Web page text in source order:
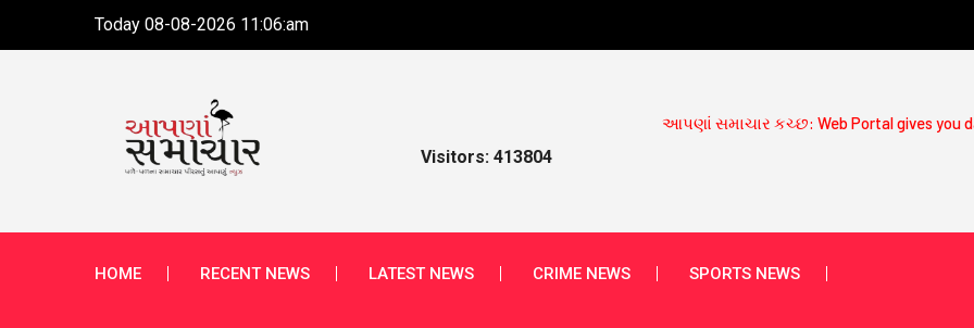
Today 08-08-2026 11:06:am
આપણાં સમાચાર કચ્છ: Web Portal gives you daily News Updates on
Visitors: 413804
HOME RECENT NEWS LATEST NEWS CRIME NEWS SPORTS NEWS